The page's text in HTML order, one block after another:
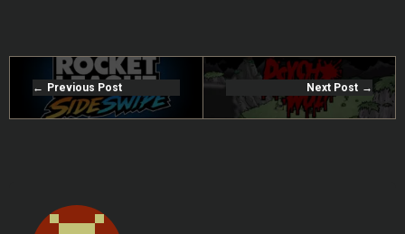
Previous Post Next Post